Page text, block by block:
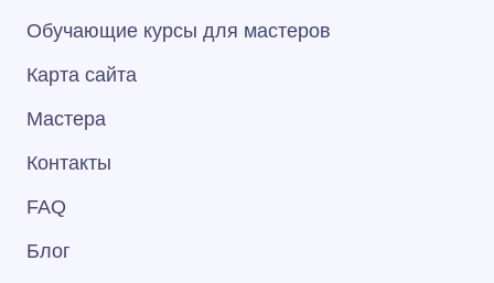
Обучающие курсы для мастеров
Карта сайта
Мастера
Контакты
FAQ
Блог